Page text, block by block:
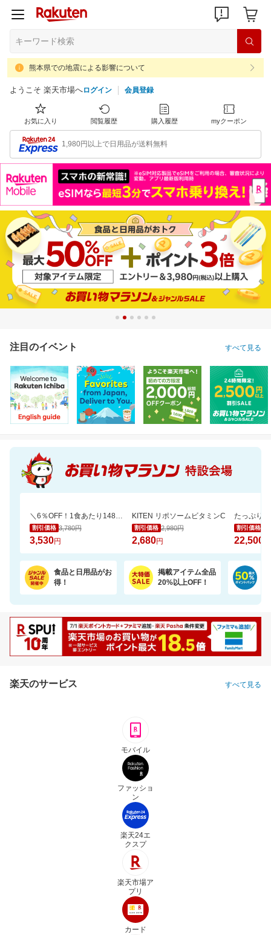
熊本県での地震による影響について
ようこそ 楽天市場へログイン 会員登録
お気に入り 閲覧履歴 購入履歴 myクーポン
1,980円以上で日用品が送料無料
注目のイベント すべて見る
＼6％OFF！1食あたり148円／エコ梱包！パックご飯 180g×24食
割引価格 3,780円
3,530円
KITEN リポソームビタミンC
割引価格 2,980円
2,680円
割引価格
22,500
食品と日用品がお
得！
掲載アイテム全品
20%以上OFF！
楽天のサービス すべて見る
モバイル
ファッショ
ン
楽天24エ
クスプ
楽天市場ア
プリ
カード